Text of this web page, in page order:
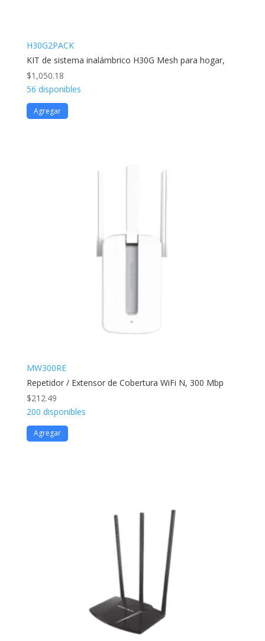
H30G2PACK
KIT de sistema inalámbrico H30G Mesh para hogar,
$1,050.18
56 disponibles
Agregar
MW300RE
Repetidor / Extensor de Cobertura WiFi N, 300 Mbp
$212.49
200 disponibles
Agregar